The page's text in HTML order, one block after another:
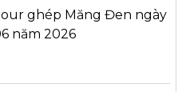
ghép Măng Đen ngày
năm 2026